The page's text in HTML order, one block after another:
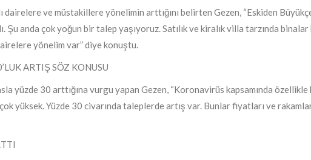
dairelere ve müstakillere yönelimin arttığını belirten Gezen, “Eskiden
Şu anda çok yoğun bir talep yaşıyoruz. Satılık ve kiralık villa tarzında
yönelim var” diye konuştu.
ARTIŞ SÖZ KONUSU
yüzde 30 arttığına vurgu yapan Gezen, “Koronavirüs kapsamında
yüksek. Yüzde 30 civarında taleplerde artış var. Bunlar fiyatları ve